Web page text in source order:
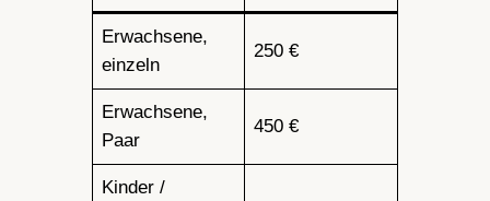
Erwachsene,
einzeln
250 €
Erwachsene,
Paar
450 €
Kinder /